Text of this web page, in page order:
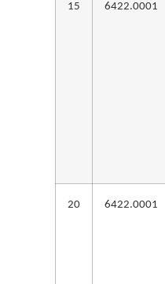
15 6422.0001
20 6422.0001